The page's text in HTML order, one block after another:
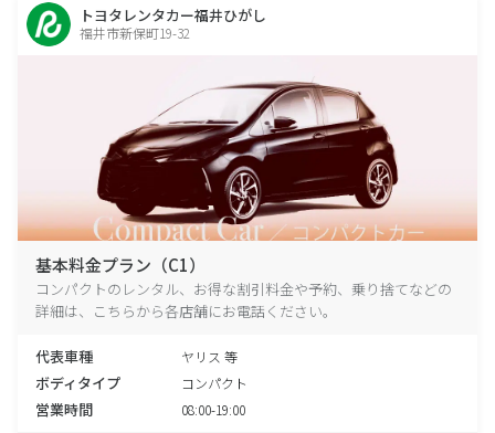
トヨタレンタカー福井ひがし
福井市新保町19-32
基本料金プラン（C1）
コンパクトのレンタル、お得な割引料金や予約、乗り捨てなどの
詳細は、こちらから各店舗にお電話ください。
代表車種 ヤリス 等
ボディタイプ コンパクト
営業時間 08:00-19:00